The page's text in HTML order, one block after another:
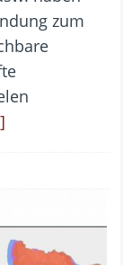
zum